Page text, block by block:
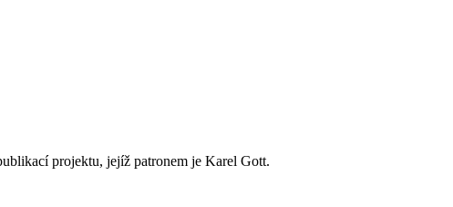
projektu, jejíž patronem je Karel Gott.